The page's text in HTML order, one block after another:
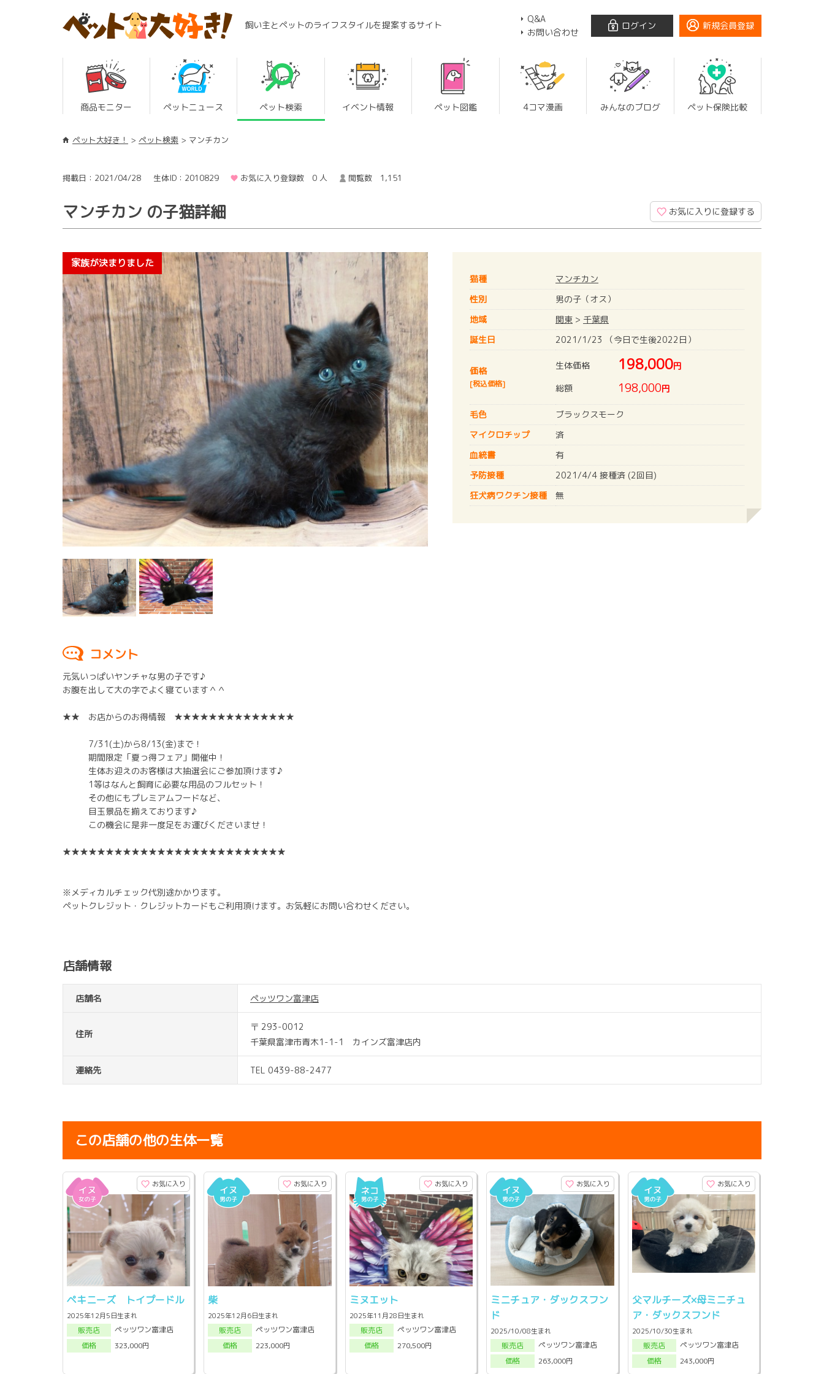
飼い主とペットのライフスタイルを提案するサイト
Q&A
お問い合わせ
ログイン 新規会員登録
商品モニター ペットニュース ペット検索 イベント情報 ペット図鑑 4コマ漫画 みんなのブログ ペット保険比較
ペット大好き！ ペット検索 マンチカン
掲載日：2021/04/28 生体ID：2010829 お気に入り登録数 0 人 閲覧数 1,151
マンチカン の子猫詳細 お気に入りに登録する
猫種
マンチカン
性別
男の子（オス）
地域
関東 > 千葉県
誕生日
2021/1/23 （今日で生後2022日）
価格
[税込価格]
生体価格 198,000円
総額
198,000円
毛色
ブラックスモーク
マイクロチップ
済
血統書
有
予防接種
2021/4/4 接種済 (2回目)
狂犬病ワクチン接種 無
コメント
元気いっぱいヤンチャな男の子です♪
お腹を出して大の字でよく寝ています＾＾
★★ お店からのお得情報 ★★★★★★★★★★★★★★
7/31(土)から8/13(金)まで！
期間限定「夏っ得フェア」開催中！
生体お迎えのお客様は大抽選会にご参加頂けます♪
1等はなんと飼育に必要な用品のフルセット！
その他にもプレミアムフードなど、
目玉景品を揃えております♪
この機会に是非一度足をお運びくださいませ！
★★★★★★★★★★★★★★★★★★★★★★★★★★
※メディカルチェック代別途かかります。
ペットクレジット・クレジットカードもご利用頂けます。お気軽にお問い合わせください。
店舗情報
店舗名 ペッツワン富津店
住所
〒 293-0012
千葉県富津市青木1-1-1 カインズ富津店内
連絡先 TEL 0439-88-2477
この店舗の他の生体一覧
お気に入り
ペキニーズ トイプードル
2025年12月5日生まれ
販売店
ペッツワン富津店
価格
323,000円
お気に入り
柴
2025年12月6日生まれ
販売店
ペッツワン富津店
価格
223,000円
お気に入り
ミヌエット
2025年11月28日生まれ
販売店
ペッツワン富津店
価格
270,500円
お気に入り
ミニチュア・ダックスフン
ド
2025/10/08生まれ
販売店
ペッツワン富津店
価格
263,000円
お気に入り
父マルチーズ×母ミニチュ
ア・ダックスフンド
2025/10/30生まれ
販売店
ペッツワン富津店
価格
243,000円